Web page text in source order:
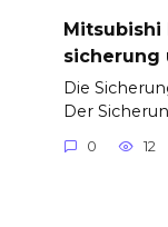
Mitsubishi
sicherung
Die
Der
0 12